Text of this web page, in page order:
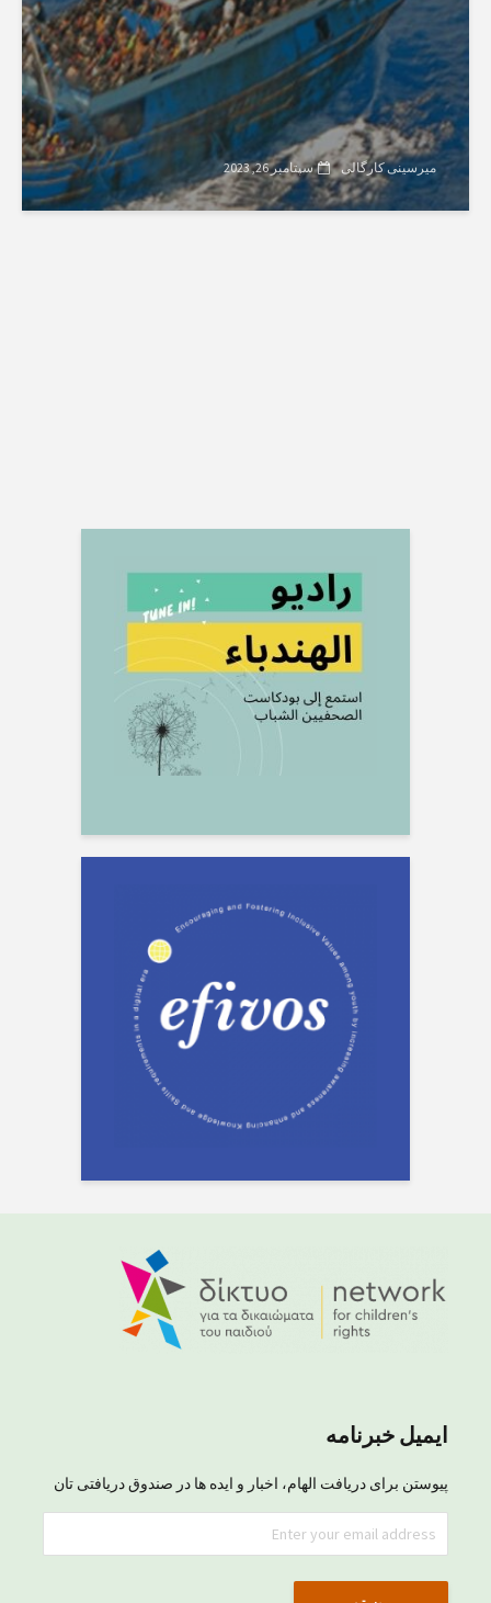
میرسینی کارگالی سپتامبر 26, 2023
ایمیل خبرنامه
پیوستن برای دریافت الهام، اخبار و ایده ها در صندوق دریافتی تان